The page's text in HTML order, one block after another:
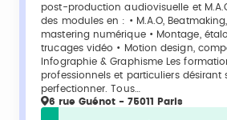
post-production audiovisuelle et
des modules en : • M.A.O,
mastering numérique • Montage,
trucages vidéo • Motion design,
Infographie & Graphisme Les
professionnels et particuliers désirant
perfectionner. Tous…
6 rue Guénot - 75011 Paris